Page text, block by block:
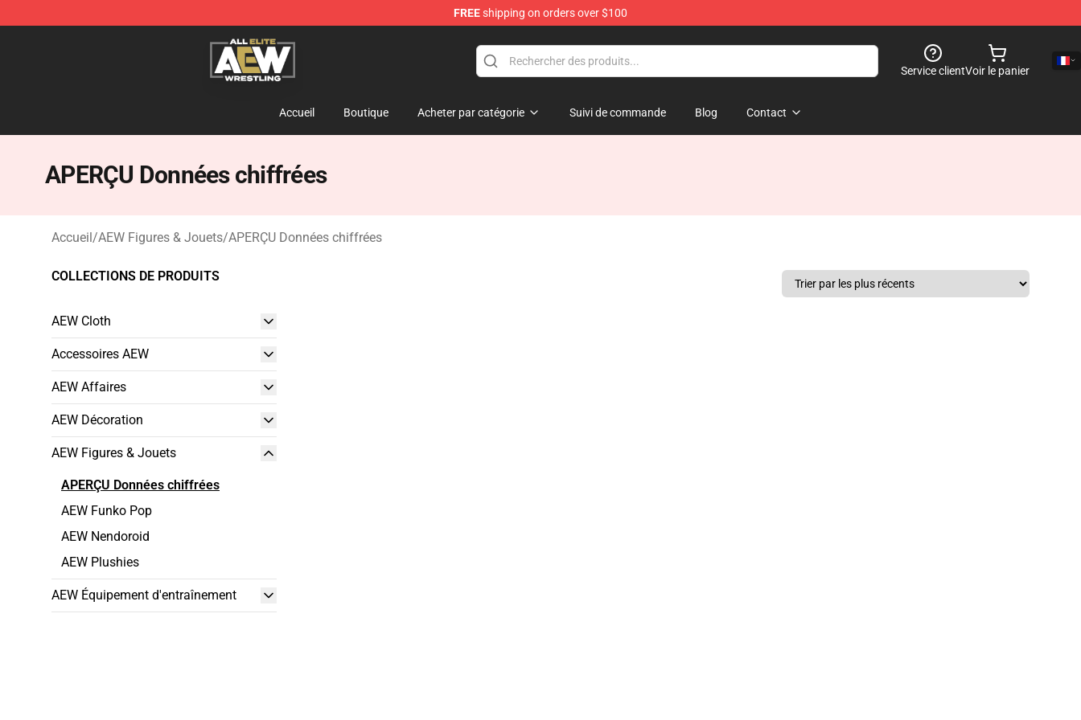
FREEshipping on orders over $100
Aew Shop ⚡️ Official Aew Merchandise Store
Service clientVoir le panier
Accueil Boutique Acheter par catégorie Suivi de commande Blog Contact
APERÇU Données chiffrées
Accueil/AEW Figures & Jouets/APERÇU Données chiffrées
COLLECTIONS DE PRODUITS
AEW Cloth
Accessoires AEW
AEW Affaires
AEW Décoration
AEW Figures & Jouets
APERÇU Données chiffrées
AEW Funko Pop
AEW Nendoroid
AEW Plushies
AEW Équipement d'entraînement